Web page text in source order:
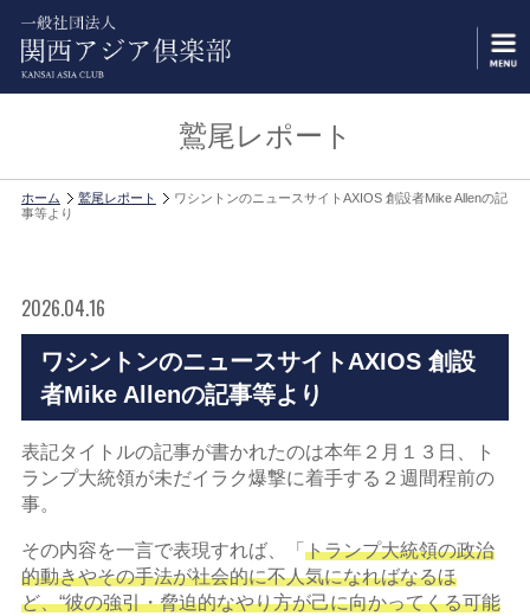
鷲尾レポート
ホーム 鷲尾レポート
ワシントンのニュースサイトAXIOS 創設者Mike Allenの記
事等より
2026.04.16
ワシントンのニュースサイトAXIOS 創設
者Mike Allenの記事等より
表記タイトルの記事が書かれたのは本年２月１３日、ト
ランプ大統領が未だイラク爆撃に着手する２週間程前の
事。
その内容を一言で表現すれば、「 トランプ大統領の政治
的動きやその手法が社会的に不人気になればなるほ
ど、“彼の強引・脅迫的なやり方が己に向かってくる可能